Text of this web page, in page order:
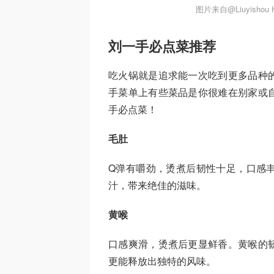
图片来自@Liuyishou
刘一手必点菜推荐
吃火锅就是追求能一次吃到更多品种
手菜单上有些菜品是你很难在别家或
手必点菜！
毛肚
Q弹有嚼劲，烫煮后韧性十足，口感
汁，带来绝佳的滋味。
黄喉
口感爽滑，烫煮后更显鲜香。黄喉
更能释放出独特的风味。